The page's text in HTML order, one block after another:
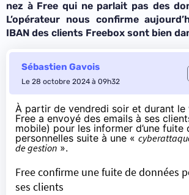
nez à Free qui ne parlait pas des
L’opérateur nous confirme
IBAN des clients Freebox sont bien
Sébastien Gavois
Le 28 octobre 2024 à 09h32
À partir de vendredi soir et durant le
Free a envoyé des emails à ses
mobile) pour les informer d’une fuite
personnelles suite à une «
de gestion ».
Free confirme une fuite de données
ses clients